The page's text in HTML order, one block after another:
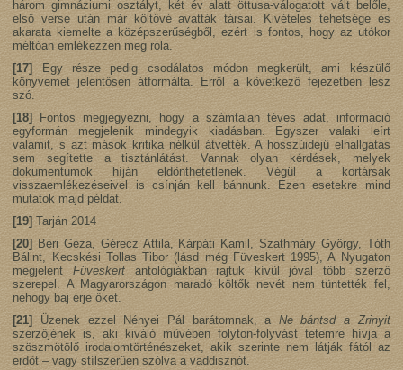
három gimnáziumi osztályt, két év alatt öttusa-válogatott vált belőle,
első verse után már költővé avatták társai. Kivételes tehetsége és
akarata kiemelte a középszerűségből, ezért is fontos, hogy az utókor
méltóan emlékezzen meg róla.
[17] Egy része pedig csodálatos módon megkerült, ami készülő
könyvemet jelentősen átformálta. Erről a következő fejezetben lesz
szó.
[18]Fontos megjegyezni, hogy a számtalan téves adat, információ
egyformán megjelenik mindegyik kiadásban. Egyszer valaki leírt
valamit, s azt mások kritika nélkül átvették. A hosszúidejű elhallgatás
sem segítette a tisztánlátást. Vannak olyan kérdések, melyek
dokumentumok híján eldönthetetlenek. Végül a kortársak
visszaemlékezéseivel is csínján kell bánnunk. Ezen esetekre mind
mutatok majd példát.
[19]Tarján 2014
[20]
Béri Géza, Gérecz Attila, Kárpáti Kamil, Szathmáry György, Tóth
Bálint, Kecskési Tollas Tibor (lásd még Füveskert 1995), A Nyugaton
megjelentFüveskert antológiákban rajtuk kívül jóval több szerző
szerepel. A Magyarországon maradó költők nevét nem tüntették fel,
nehogy baj érje őket.
[21] Üzenek ezzel Nényei Pál barátomnak, a Ne bántsd a Zrinyit
szerzőjének is, aki kiváló művében folyton-folyvást tetemre hívja a
szöszmötölő irodalomtörténészeket, akik szerinte nem látják fától az
erdőt – vagy stílszerűen szólva a vaddisznót.